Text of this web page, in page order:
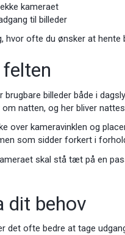
kameraet
til billeder
ofte du ønsker at hente
billeder både i
natten, og her bliver
kameravinklen og
som sidder forkert i
skal stå tæt på en
dit behov
ofte bedre at tage